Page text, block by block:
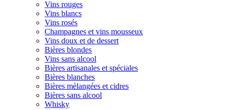
Vins rouges
Vins blancs
Vins rosés
Champagnes et vins mousseux
Vins doux et de dessert
Bières blondes
Vins sans alcool
Bières artisanales et spéciales
Bières blanches
Bières mèlangées et cidres
Bières sans alcool
Whisky